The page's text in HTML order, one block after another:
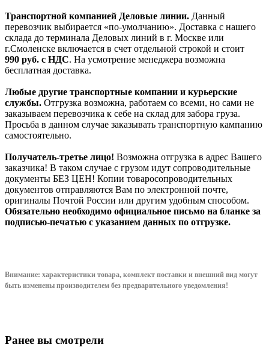
Транспортной компанией Деловые линии. Данный
перевозчик выбирается «по-умолчанию». Доставка с нашего
склада до терминала Деловых линий в г. Москве или
г.Смоленске включается в счет отдельной строкой и стоит
990 руб. с НДС. На усмотрение менеджера возможна
бесплатная доставка.
Любые другие транспортные компании и курьерские
службы. Отгрузка возможна, работаем со всеми, но сами не
заказываем перевозчика к себе на склад для забора груза.
Просьба в данном случае заказывать транспортную кампанию
самостоятельно.
Получатель-третье лицо! Возможна отгрузка в адрес Вашего
заказчика! В таком случае с грузом идут сопроводительные
документы БЕЗ ЦЕН! Копии товаросопроводительных
документов отправляются Вам по электронной почте,
оригиналы Почтой России или другим удобным способом.
Обязательно необходимо официальное письмо на бланке за
подписью-печатью с указанием данных по отгрузке.
Внимание: характеристики товара, комплект поставки и внешний вид могут
быть изменены производителем без предварительного уведомления!
Ранее вы смотрели